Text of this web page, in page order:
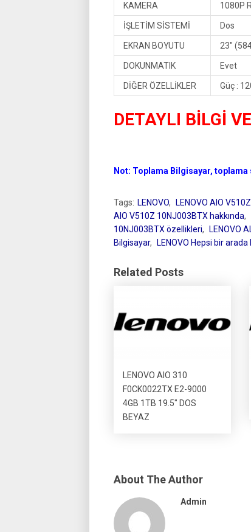
KAMERA 1080P
İŞLETİM SİSTEMİ Dos
EKRAN BOYUTU 23″
DOKUNMATIK Evet
DİĞER ÖZELLİKLER Güç :
DETAYLI BİLGİ
Not: Toplama Bilgisayar,
Tags: LENOVO, LENOVO AIO
AIO V510Z 10NJ003BTX hakkında,
10NJ003BTX özellikleri, LENOVO
Bilgisayar, LENOVO Hepsi bir
Related Posts
LENOVO AIO 310
F0CK0022TX E2-9000
4GB 1TB 19.5″ DOS
BEYAZ
About The Author
Admin